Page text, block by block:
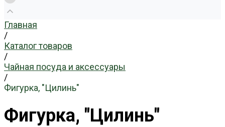
Главная
/
Каталог товаров
/
Чайная посуда и аксессуары
/
Фигурка, "Цилинь"
Фигурка, "Цилинь"